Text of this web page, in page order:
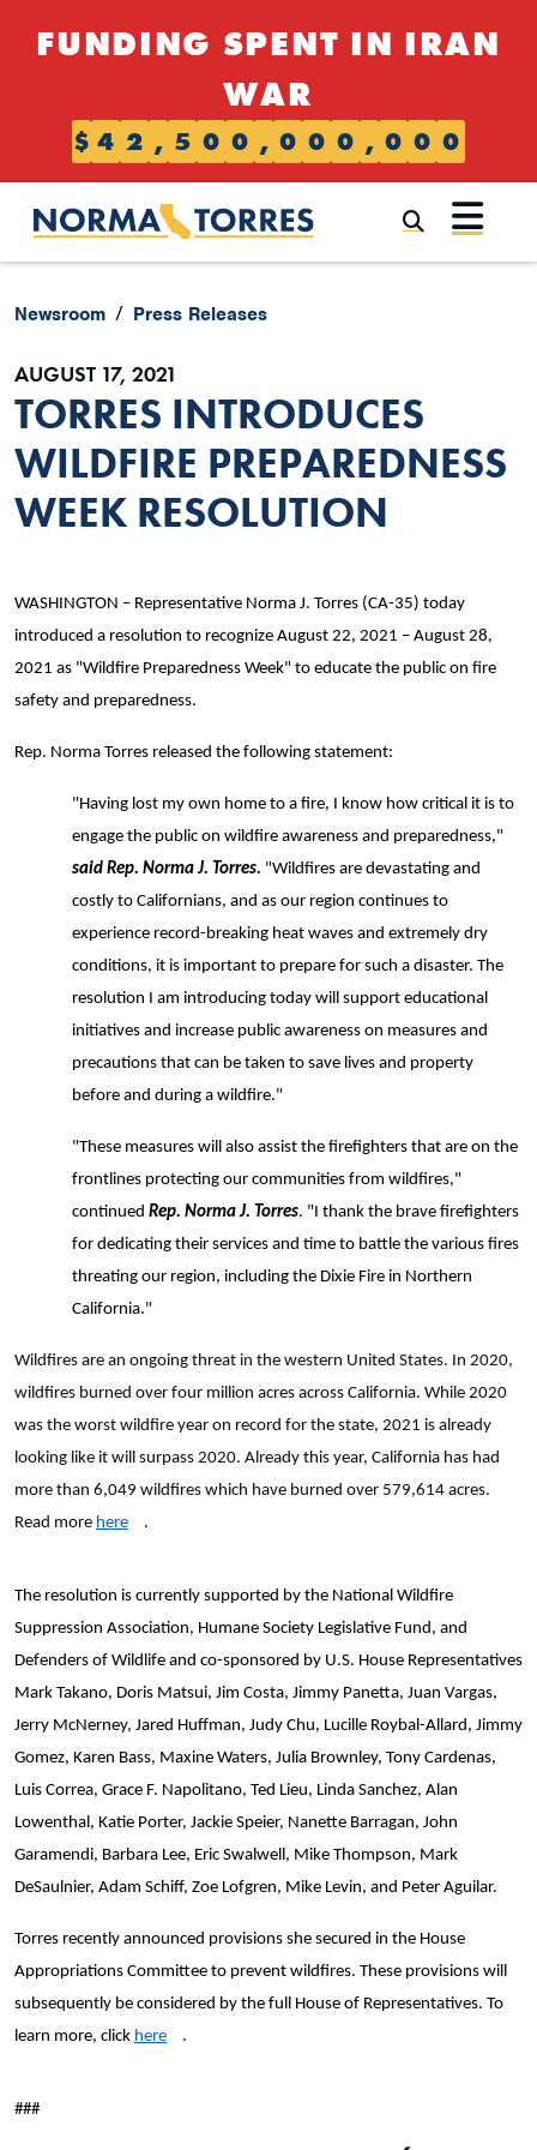
FUNDING SPENT IN IRAN
WAR
$ 4 2 , 5 0 0 , 0 0 0 , 0 0 0
Newsroom Press Releases
AUGUST 17, 2021
TORRES INTRODUCES
WILDFIRE PREPAREDNESS
WEEK RESOLUTION
WASHINGTON – Representative Norma J. Torres (CA-35) today
introduced a resolution to recognize August 22, 2021 – August 28,
2021 as "Wildfire Preparedness Week" to educate the public on fire
safety and preparedness.
Rep. Norma Torres released the following statement:
"Having lost my own home to a fire, I know how critical it is to
engage the public on wildfire awareness and preparedness,"
said Rep. Norma J. Torres. "Wildfires are devastating and
costly to Californians, and as our region continues to
experience record-breaking heat waves and extremely dry
conditions, it is important to prepare for such a disaster. The
resolution I am introducing today will support educational
initiatives and increase public awareness on measures and
precautions that can be taken to save lives and property
before and during a wildfire."
"These measures will also assist the firefighters that are on the
frontlines protecting our communities from wildfires,"
continued Rep. Norma J. Torres. "I thank the brave firefighters
for dedicating their services and time to battle the various fires
threating our region, including the Dixie Fire in Northern
California."
Wildfires are an ongoing threat in the western United States. In 2020,
wildfires burned over four million acres across California. While 2020
was the worst wildfire year on record for the state, 2021 is already
looking like it will surpass 2020. Already this year, California has had
more than 6,049 wildfires which have burned over 579,614 acres.
Read more here .
The resolution is currently supported by the National Wildfire
Suppression Association, Humane Society Legislative Fund, and
Defenders of Wildlife and co-sponsored by U.S. House Representatives
Mark Takano, Doris Matsui, Jim Costa, Jimmy Panetta, Juan Vargas,
Jerry McNerney, Jared Huffman, Judy Chu, Lucille Roybal-Allard, Jimmy
Gomez, Karen Bass, Maxine Waters, Julia Brownley, Tony Cardenas,
Luis Correa, Grace F. Napolitano, Ted Lieu, Linda Sanchez, Alan
Lowenthal, Katie Porter, Jackie Speier, Nanette Barragan, John
Garamendi, Barbara Lee, Eric Swalwell, Mike Thompson, Mark
DeSaulnier, Adam Schiff, Zoe Lofgren, Mike Levin, and Peter Aguilar.
Torres recently announced provisions she secured in the House
Appropriations Committee to prevent wildfires. These provisions will
subsequently be considered by the full House of Representatives. To
learn more, click here .
###